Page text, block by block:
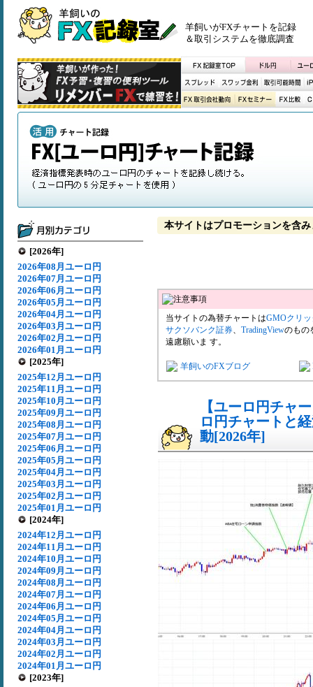
羊飼いがFXチャートを記録
＆取引システムを徹底調査
[2026年]
2026年08月ユーロ円
2026年07月ユーロ円
2026年06月ユーロ円
2026年05月ユーロ円
2026年04月ユーロ円
2026年03月ユーロ円
2026年02月ユーロ円
2026年01月ユーロ円
[2025年]
2025年12月ユーロ円
2025年11月ユーロ円
2025年10月ユーロ円
2025年09月ユーロ円
2025年08月ユーロ円
2025年07月ユーロ円
2025年06月ユーロ円
2025年05月ユーロ円
2025年04月ユーロ円
2025年03月ユーロ円
2025年02月ユーロ円
2025年01月ユーロ円
[2024年]
2024年12月ユーロ円
2024年11月ユーロ円
2024年10月ユーロ円
2024年09月ユーロ円
2024年08月ユーロ円
2024年07月ユーロ円
2024年06月ユーロ円
2024年05月ユーロ円
2024年04月ユーロ円
2024年03月ユーロ円
2024年02月ユーロ円
2024年01月ユーロ円
[2023年]
本サイトはプロモーションを含み
当サイトの為替チャートはGMOクリ
サクソバンク証券、 TradingViewのもの
遠慮願いま す。
羊飼いのFXブログ
【ユーロ円チャ
ロ円チャートと
動[2026年]